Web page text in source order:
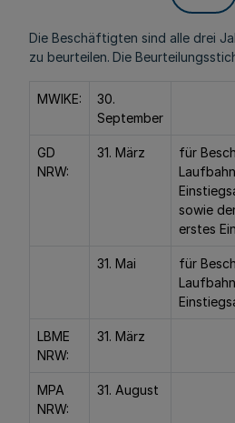
Die Beschäftigten sind alle drei
zu beurteilen. Die
MWIKE:
30.
September
GD
NRW:
31. März
für
sowie
erstes
31. Mai
für
LBME
NRW:
31. März
MPA
NRW:
31. August